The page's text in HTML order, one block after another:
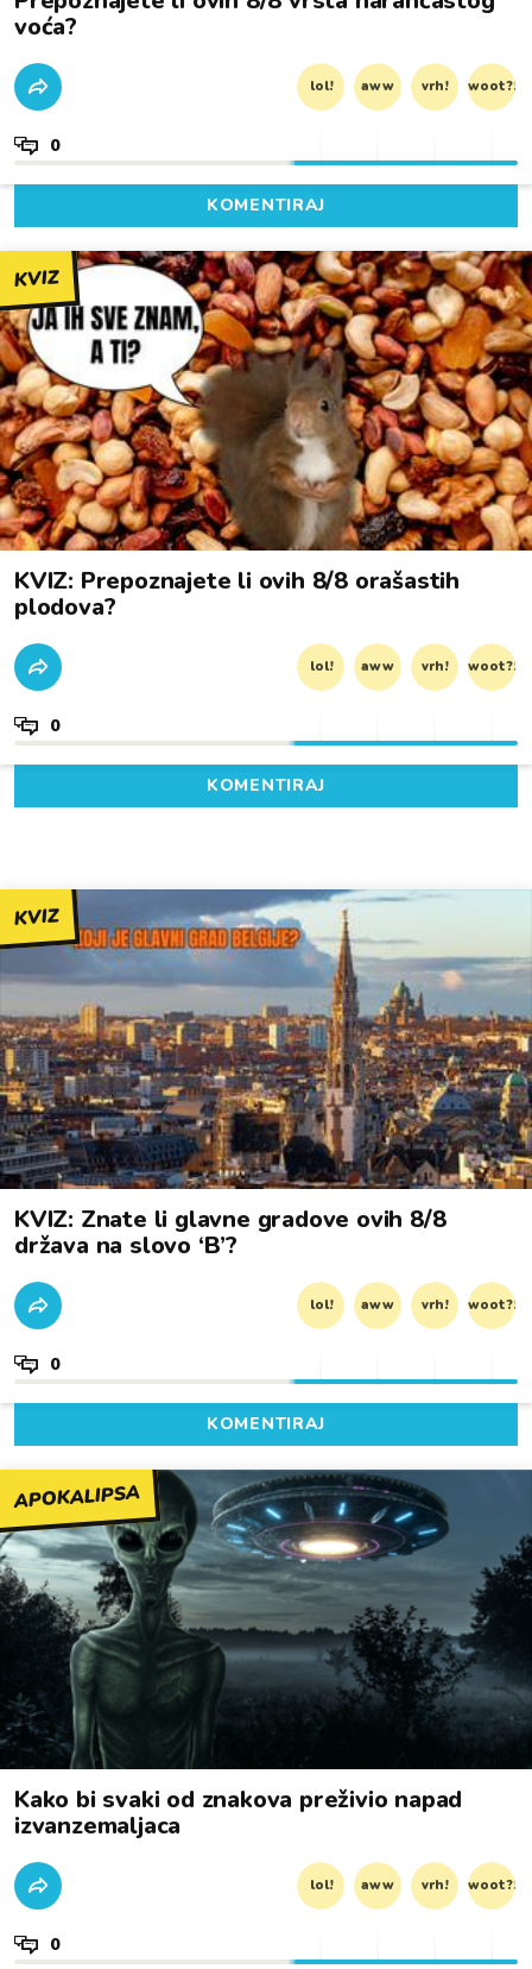
voća?
lol! aww vrh! woot?!
0
KOMENTIRAJ
KVIZ
KVIZ: Prepoznajete li ovih 8/8 orašastih
plodova?
lol! aww vrh! woot?!
0
KOMENTIRAJ
KVIZ
KVIZ: Znate li glavne gradove ovih 8/8
država na slovo ‘B’?
lol! aww vrh! woot?!
0
KOMENTIRAJ
APOKALIPSA
Kako bi svaki od znakova preživio napad
izvanzemaljaca
lol! aww vrh! woot?!
0